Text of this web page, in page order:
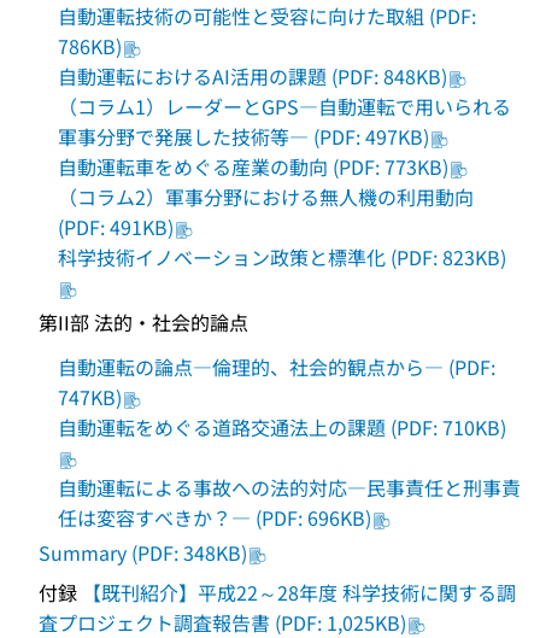
自動運転技術の可能性と受容に向けた取組 (PDF:
786KB)
自動運転におけるAI活用の課題 (PDF: 848KB)
（コラム1）レーダーとGPS―自動運転で用いられる
軍事分野で発展した技術等― (PDF: 497KB)
自動運転車をめぐる産業の動向 (PDF: 773KB)
（コラム2）軍事分野における無人機の利用動向
(PDF: 491KB)
科学技術イノベーション政策と標準化 (PDF: 823KB)
第II部 法的・社会的論点
自動運転の論点―倫理的、社会的観点から― (PDF:
747KB)
自動運転をめぐる道路交通法上の課題 (PDF: 710KB)
自動運転による事故への法的対応―民事責任と刑事責
任は変容すべきか？― (PDF: 696KB)
Summary (PDF: 348KB)
付録 【既刊紹介】平成22～28年度 科学技術に関する調
査プロジェクト調査報告書 (PDF: 1,025KB)